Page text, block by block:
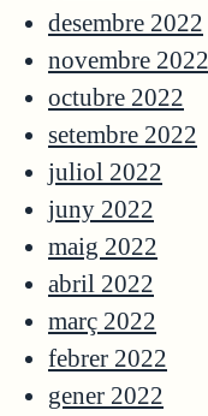
desembre 2022
novembre 2022
octubre 2022
setembre 2022
juliol 2022
juny 2022
maig 2022
abril 2022
març 2022
febrer 2022
gener 2022